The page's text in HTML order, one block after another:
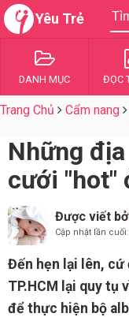
Yêu Trẻ
DANH MỤC ĐỌC
Trang Chủ Cẩm nang
Những
cưới "hot"
Được viết
Cập nhật lần
Đến hẹn lại lên, cứ
TP.HCM lại quy tụ
để thực hiện bộ